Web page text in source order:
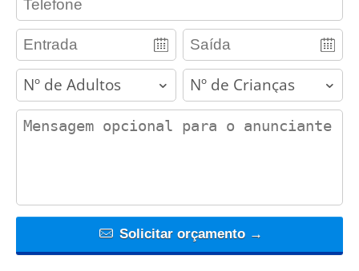
adults children
contact_message
Solicitar orçamento →